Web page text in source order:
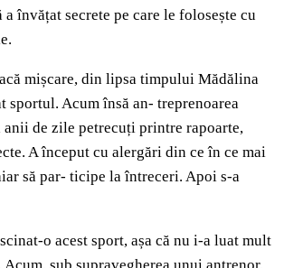
a învățat secrete pe care le folosește cu
mișcare, din lipsa timpului Mădălina
sportul. Acum însă an- treprenoarea
anii de zile petrecuți printre rapoarte,
A început cu alergări din ce în ce mai
să par- ticipe la întreceri. Apoi s-a
o acest sport, așa că nu i-a luat mult
Acum, sub supravegherea unui antrenor,